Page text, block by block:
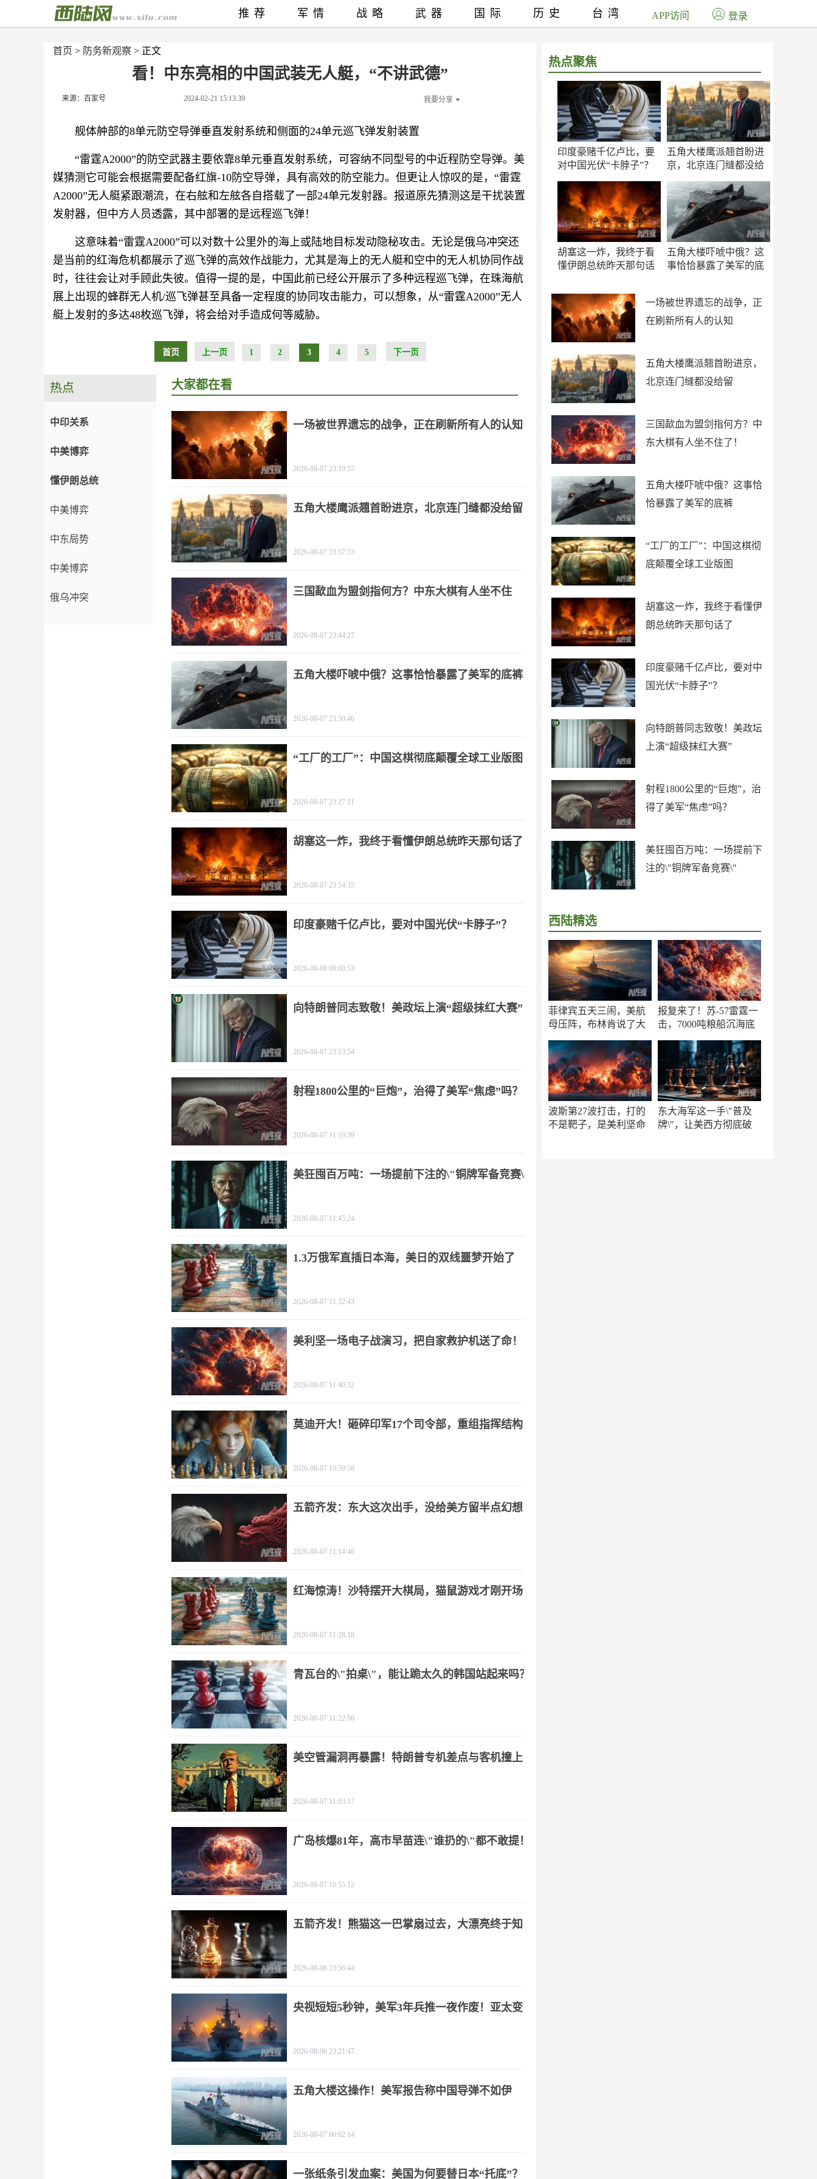
首页 > 防务新观察 > 正文
看！中东亮相的中国武装无人艇，“不讲武德”
来源：百家号 2024-02-21 15:13:39 我要分享
舰体舯部的8单元防空导弹垂直发射系统和侧面的24单元巡飞弹发射装置
“雷霆A2000”的防空武器主要依靠8单元垂直发射系统，可容纳不同型号的中近程防空导弹。美
媒猜测它可能会根据需要配备红旗-10防空导弹，具有高效的防空能力。但更让人惊叹的是，“雷霆
A2000”无人艇紧跟潮流，在右舷和左舷各自搭载了一部24单元发射器。报道原先猜测这是干扰装置
发射器，但中方人员透露，其中部署的是远程巡飞弹！
这意味着“雷霆A2000”可以对数十公里外的海上或陆地目标发动隐秘攻击。无论是俄乌冲突还
是当前的红海危机都展示了巡飞弹的高效作战能力，尤其是海上的无人艇和空中的无人机协同作战
时，往往会让对手顾此失彼。值得一提的是，中国此前已经公开展示了多种远程巡飞弹，在珠海航
展上出现的蜂群无人机/巡飞弹甚至具备一定程度的协同攻击能力，可以想象，从“雷霆A2000”无人
艇上发射的多达48枚巡飞弹，将会给对手造成何等威胁。
首页 上一页 1 2 3 4 5 下一页
热点聚焦
印度豪赌千亿卢比，要
对中国光伏“卡脖子”？
五角大楼鹰派翘首盼进
京，北京连门缝都没给
胡塞这一炸，我终于看
懂伊朗总统昨天那句话
五角大楼吓唬中俄？这
事恰恰暴露了美军的底
一场被世界遗忘的战争，正
在刷新所有人的认知
五角大楼鹰派翘首盼进京，
北京连门缝都没给留
三国歃血为盟剑指何方？中
东大棋有人坐不住了！
五角大楼吓唬中俄？这事恰
恰暴露了美军的底裤
“工厂的工厂”：中国这棋彻
底颠覆全球工业版图
胡塞这一炸，我终于看懂伊
朗总统昨天那句话了
印度豪赌千亿卢比，要对中
国光伏“卡脖子”？
向特朗普同志致敬！美政坛
上演“超级抹红大赛”
射程1800公里的“巨炮”，治
得了美军“焦虑”吗？
美狂囤百万吨：一场提前下
注的\"铜牌军备竞赛\"
西陆精选
菲律宾五天三闹，美航
母压阵，布林肯说了大
报复来了！苏-57雷霆一
击，7000吨粮船沉海底
波斯第27波打击，打的
不是靶子，是美利坚命
东大海军这一手\"普及
牌\"，让美西方彻底破
推荐 军情 战略 武器 国际 历史 台湾 APP访问 登录
热点
中印关系
中美博弈
懂伊朗总统
中美博弈
中东局势
中美博弈
俄乌冲突
大家都在看
一场被世界遗忘的战争，正在刷新所有人的认知
2026-08-07 23:19:55
五角大楼鹰派翘首盼进京，北京连门缝都没给留
2026-08-07 23:57:53
三国歃血为盟剑指何方？中东大棋有人坐不住
2026-08-07 23:44:27
五角大楼吓唬中俄？这事恰恰暴露了美军的底裤
2026-08-07 23:50:46
“工厂的工厂”：中国这棋彻底颠覆全球工业版图
2026-08-07 23:27:11
胡塞这一炸，我终于看懂伊朗总统昨天那句话了
2026-08-07 23:54:35
印度豪赌千亿卢比，要对中国光伏“卡脖子”？
2026-08-08 00:00:53
向特朗普同志致敬！美政坛上演“超级抹红大赛”
2026-08-07 23:13:54
射程1800公里的“巨炮”，治得了美军“焦虑”吗？
2026-08-07 11:19:39
美狂囤百万吨：一场提前下注的\"铜牌军备竞赛\"
2026-08-07 11:45:24
1.3万俄军直插日本海，美日的双线噩梦开始了
2026-08-07 11:32:43
美利坚一场电子战演习，把自家救护机送了命！
2026-08-07 11:40:32
莫迪开大！砸碎印军17个司令部，重组指挥结构
2026-08-07 10:59:58
五箭齐发：东大这次出手，没给美方留半点幻想
2026-08-07 11:14:46
红海惊涛！沙特摆开大棋局，猫鼠游戏才刚开场
2026-08-07 11:28:18
青瓦台的\"拍桌\"，能让跪太久的韩国站起来吗？
2026-08-07 11:22:56
美空管漏洞再暴露！特朗普专机差点与客机撞上
2026-08-07 11:03:17
广岛核爆81年，高市早苗连\"谁扔的\"都不敢提！
2026-08-07 10:55:12
五箭齐发！熊猫这一巴掌扇过去，大漂亮终于知
2026-08-06 23:56:44
央视短短5秒钟，美军3年兵推一夜作废！亚太变
2026-08-06 23:21:47
五角大楼这操作！美军报告称中国导弹不如伊
2026-08-07 00:02:14
一张纸条引发血案：美国为何要替日本“托底”？